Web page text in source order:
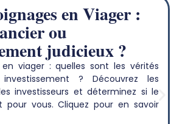
en Viager :
ou
judicieux ?
en viager : quelles sont les vérités
? Découvrez les
investisseurs et déterminez si le
pour vous. Cliquez pour en savoir